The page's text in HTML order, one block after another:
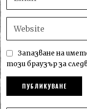
Запазване на
този браузър за